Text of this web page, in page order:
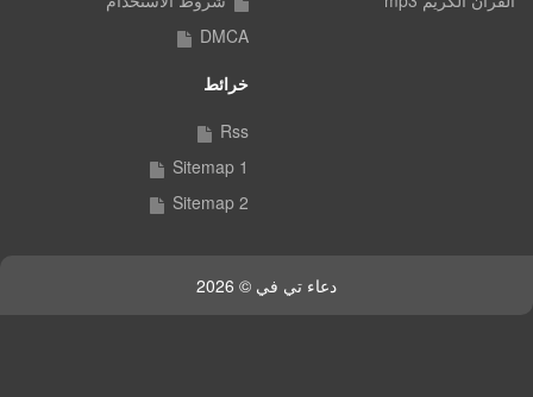
DMCA
خرائط
Rss
Sitemap 1
Sitemap 2
دعاء تي في © 2026